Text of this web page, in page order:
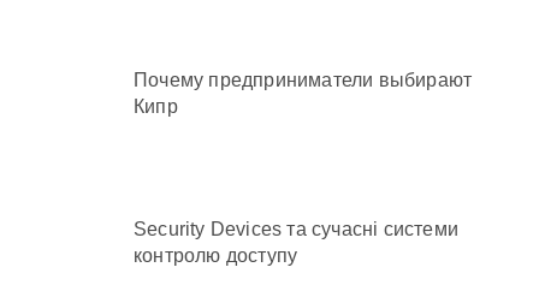
Почему предприниматели выбирают
Кипр
Security Devices та сучасні системи
контролю доступу